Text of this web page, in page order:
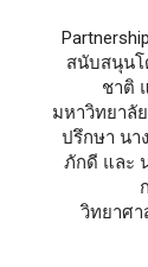
สนับสนุน
ชาติ
มหาวิทยาลั
ปรึกษา นา
ภักดี และ
วิทยาศา